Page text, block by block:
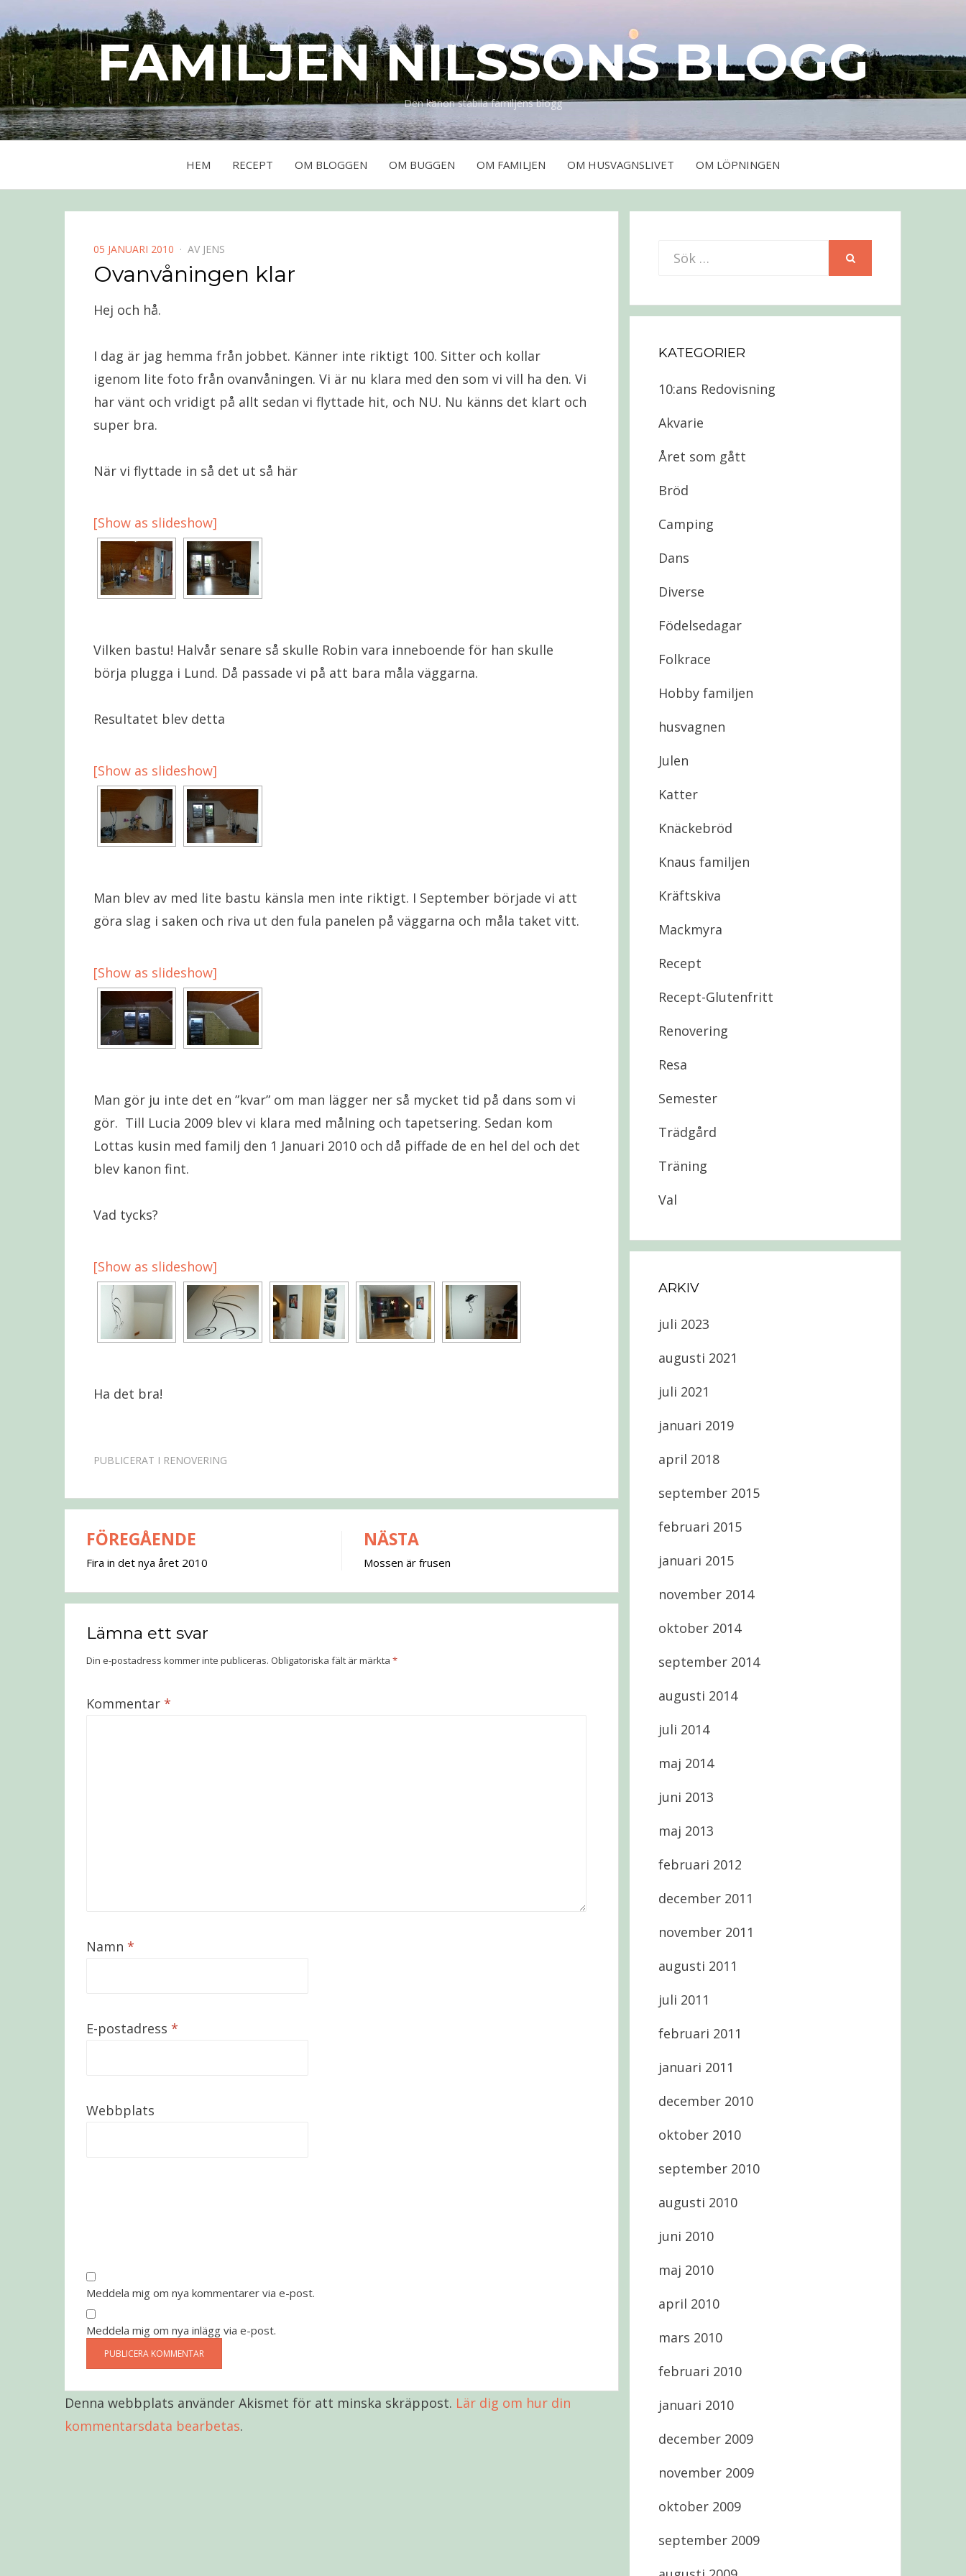
FAMILJEN NILSSONS BLOGG
Den kanon stabila familjens blogg
HEM RECEPT OM BLOGGEN OM BUGGEN OM FAMILJEN OM HUSVAGNSLIVET OM LÖPNINGEN
PUBLICERAD
DEN
05 JANUARI 2010 AV JENS
Ovanvåningen klar
Hej och hå.
I dag är jag hemma från jobbet. Känner inte riktigt 100. Sitter och kollar
igenom lite foto från ovanvåningen. Vi är nu klara med den som vi vill ha den. Vi
har vänt och vridigt på allt sedan vi flyttade hit, och NU. Nu känns det klart och
super bra.
När vi flyttade in så det ut så här
[Show as slideshow]
Vilken bastu! Halvår senare så skulle Robin vara inneboende för han skulle
börja plugga i Lund. Då passade vi på att bara måla väggarna.
Resultatet blev detta
[Show as slideshow]
Man blev av med lite bastu känsla men inte riktigt. I September började vi att
göra slag i saken och riva ut den fula panelen på väggarna och måla taket vitt.
[Show as slideshow]
Man gör ju inte det en ”kvar” om man lägger ner så mycket tid på dans som vi
gör. Till Lucia 2009 blev vi klara med målning och tapetsering. Sedan kom
Lottas kusin med familj den 1 Januari 2010 och då piffade de en hel del och det
blev kanon fint.
Vad tycks?
[Show as slideshow]
Ha det bra!
PUBLICERAT I RENOVERING
Inläggsnavigering
FÖREGÅENDE
Fira in det nya året 2010
NÄSTA
Mossen är frusen
Lämna ett svar
Din e-postadress kommer inte publiceras. Obligatoriska fält är märkta *
Kommentar *
Namn *
E-postadress *
Webbplats
Meddela mig om nya kommentarer via e-post.
Meddela mig om nya inlägg via e-post.
Denna webbplats använder Akismet för att minska skräppost. Lär dig om hur din
kommentarsdata bearbetas.
Sök
KATEGORIER
10:ans Redovisning
Akvarie
Året som gått
Bröd
Camping
Dans
Diverse
Födelsedagar
Folkrace
Hobby familjen
husvagnen
Julen
Katter
Knäckebröd
Knaus familjen
Kräftskiva
Mackmyra
Recept
Recept-Glutenfritt
Renovering
Resa
Semester
Trädgård
Träning
Val
ARKIV
juli 2023
augusti 2021
juli 2021
januari 2019
april 2018
september 2015
februari 2015
januari 2015
november 2014
oktober 2014
september 2014
augusti 2014
juli 2014
maj 2014
juni 2013
maj 2013
februari 2012
december 2011
november 2011
augusti 2011
juli 2011
februari 2011
januari 2011
december 2010
oktober 2010
september 2010
augusti 2010
juni 2010
maj 2010
april 2010
mars 2010
februari 2010
januari 2010
december 2009
november 2009
oktober 2009
september 2009